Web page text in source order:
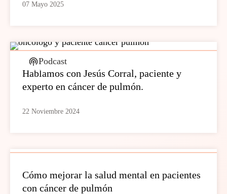
07 Mayo 2025
Podcast
Hablamos con Jesús Corral, paciente y
experto en cáncer de pulmón.
22 Noviembre 2024
Cómo mejorar la salud mental en pacientes
con cáncer de pulmón